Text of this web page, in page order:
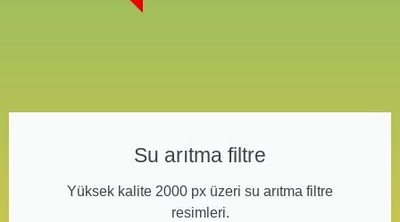
Su arıtma filtre
Yüksek kalite 2000 px üzeri su arıtma filtre
resimleri.